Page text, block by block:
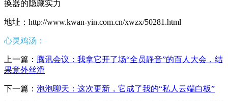
换器的隐藏实力
地址：http://www.kwan-yin.com.cn/xwzx/50281.html
心灵鸡汤：
上一篇： 腾讯会议：我拿它开了场“全员静音”的百人大会，结
果意外丝滑
下一篇： 泡泡聊天：这次更新，它成了我的“私人云端白板”